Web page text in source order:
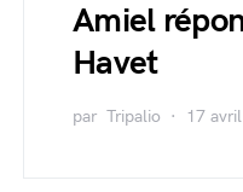
Amiel
Havet
par Tripalio 17